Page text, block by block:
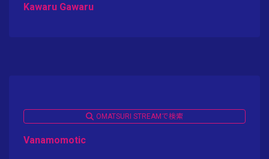
Kawaru Gawaru
OMATSURI STREAMで検索
Vanamomotic